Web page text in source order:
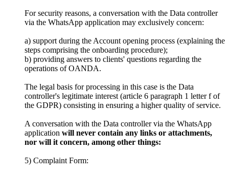
For security reasons, a conversation with the Data controller
via the WhatsApp application may exclusively concern:
a) support during the Account opening process (explaining the
steps comprising the onboarding procedure);
b) providing answers to clients' questions regarding the
operations of OANDA.
The legal basis for processing in this case is the Data
controller's legitimate interest (article 6 paragraph 1 letter f of
the GDPR) consisting in ensuring a higher quality of service.
A conversation with the Data controller via the WhatsApp
application will never contain any links or attachments,
nor will it concern, among other things:
5) Complaint Form: